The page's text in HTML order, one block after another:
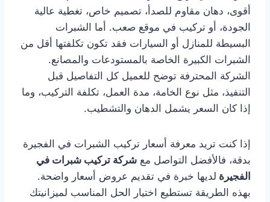
أقوى، دهان مقاوم للصدأ، تصميم خاص، تغطية عالية
الجودة، أو تركيب في موقع صعب. أما الشبرات
البسيطة للمنازل أو السيارات فقد تكون تكلفتها أقل من
الشبرات الكبيرة الخاصة بالمستودعات والمصانع.
الشركة المحترفة توضح للعميل كل التفاصيل قبل
التنفيذ، مثل نوع الخامة، مدة العمل، تكلفة التركيب، وما
إذا كان السعر يشمل الدهان والتشطيب.
إذا كنت تريد معرفة أسعار تركيب الشبرات في الفجيرة
بدقة، فالأفضل التواصل مع شركة تركيب شبرات في
الفجيرة لديها خبرة في تقديم عروض أسعار واضحة.
بهذه الطريقة تستطيع اختيار الحل المناسب لميزانيتك